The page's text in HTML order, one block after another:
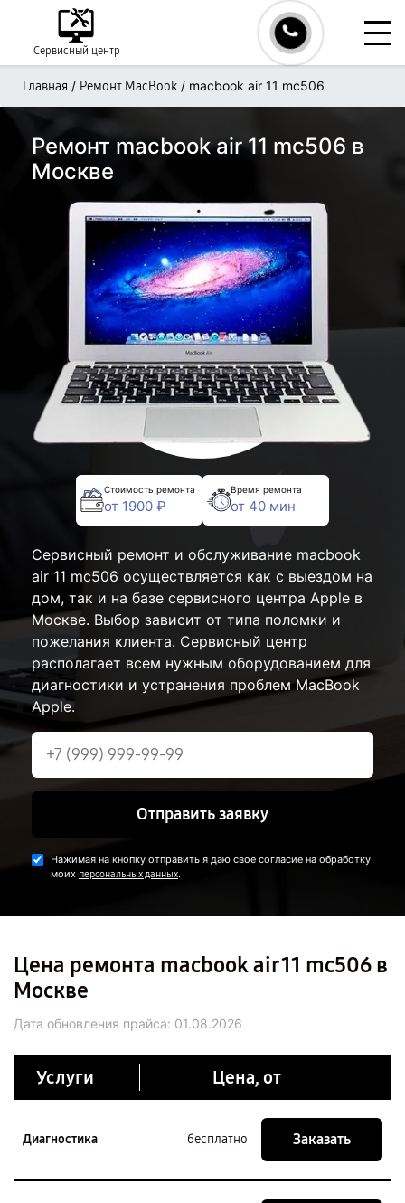
Сервисный центр
Главная / Ремонт MacBook / macbook air 11 mc506
Ремонт macbook air 11 mc506 в
Москве
Стоимость ремонта
от 1900 ₽
Время ремонта
от 40 мин
Сервисный ремонт и обслуживание macbook
air 11 mc506 осуществляется как с выездом на
дом, так и на базе сервисного центра Apple в
Москве. Выбор зависит от типа поломки и
пожелания клиента. Сервисный центр
располагает всем нужным оборудованием для
диагностики и устранения проблем MacBook
Apple.
Отправить заявку
Нажимая на кнопку отправить я даю свое согласие на обработку
моих персональных данных.
Цена ремонта macbook air 11 mc506 в
Москве
Дата обновления прайса: 01.08.2026
Услуги Цена, от
Диагностика бесплатно Заказать